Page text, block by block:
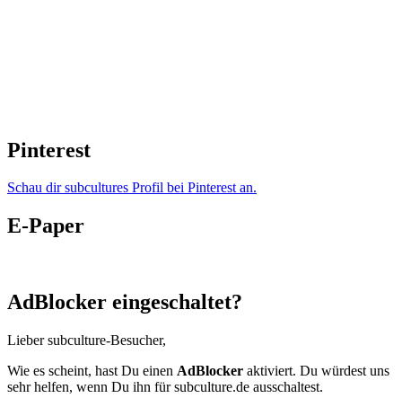
Pinterest
Schau dir subcultures Profil bei Pinterest an.
E-Paper
AdBlocker eingeschaltet?
Lieber subculture-Besucher,
Wie es scheint, hast Du einen AdBlocker aktiviert. Du würdest uns
sehr helfen, wenn Du ihn für subculture.de ausschaltest.